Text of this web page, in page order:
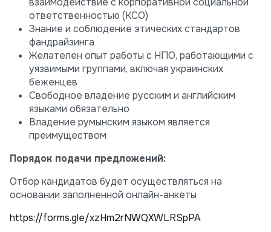
ответственностью (КСО)
Знание и соблюдение этических стандартов
фандрайзинга
Желателен опыт работы с НПО, работающими с
уязвимыми группами, включая украинских
беженцев
Свободное владение русским и английским
языками обязательно
Владение румынским языком является
преимуществом
Порядок подачи предложений:
Отбор кандидатов будет осуществляться на
основании заполненной онлайн-анкеты
https://forms.gle/xzHm2rNWQXWLRSpPA